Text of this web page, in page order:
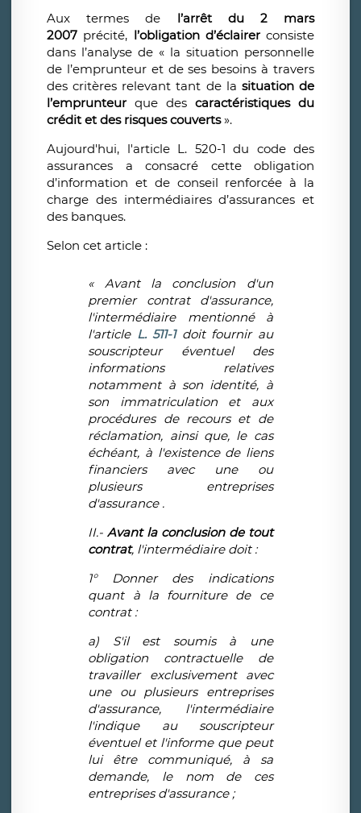
Aux termes de l’arrêt du 2 mars
2007 précité, l’obligation d’éclairerconsiste
dans l’analyse de « la situation personnelle
de l’emprunteur et de ses besoins à travers
des critères relevant tant de la situation de
l’emprunteur que des caractéristiques du
crédit et des risques couverts».
Aujourd'hui, l'article L. 520-1 du code des
assurances a consacré cette obligation
d’information et de conseil renforcée à la
charge des intermédiaires d’assurances et
des banques.
Selon cet article :
« Avant la conclusion d'un
premier contrat d'assurance,
l'intermédiaire mentionné à
l'article L. 511-1 doit fournir au
souscripteur éventuel des
informations relatives
notamment à son identité, à
son immatriculation et aux
procédures de recours et de
réclamation, ainsi que, le cas
échéant, à l'existence de liens
financiers avec une ou
plusieurs entreprises
d'assurance .
II.-Avant la conclusion de tout
contrat, l'intermédiaire doit :
1° Donner des indications
quant à la fourniture de ce
contrat :
a) S'il est soumis à une
obligation contractuelle de
travailler exclusivement avec
une ou plusieurs entreprises
d'assurance, l'intermédiaire
l'indique au souscripteur
éventuel et l'informe que peut
lui être communiqué, à sa
demande, le nom de ces
entreprises d'assurance ;